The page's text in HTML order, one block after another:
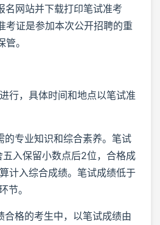
名网站并下载打印笔试准考
考证是参加本次公开招聘的重
。
行，具体时间和地点以笔试准
的专业知识和综合素养。笔试
入保留小数点后2位，合格成
计入综合成绩。笔试成绩低于
节。
合格的考生中，以笔试成绩由